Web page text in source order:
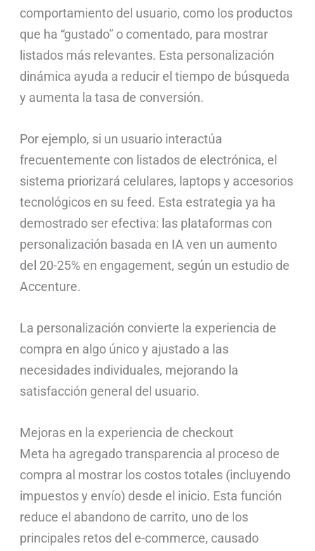
comportamiento del usuario, como los productos
que ha “gustado” o comentado, para mostrar
listados más relevantes. Esta personalización
dinámica ayuda a reducir el tiempo de búsqueda
y aumenta la tasa de conversión.
Por ejemplo, si un usuario interactúa
frecuentemente con listados de electrónica, el
sistema priorizará celulares, laptops y accesorios
tecnológicos en su feed. Esta estrategia ya ha
demostrado ser efectiva: las plataformas con
personalización basada en IA ven un aumento
del 20-25% en engagement, según un estudio de
Accenture.
La personalización convierte la experiencia de
compra en algo único y ajustado a las
necesidades individuales, mejorando la
satisfacción general del usuario.
Mejoras en la experiencia de checkout
Meta ha agregado transparencia al proceso de
compra al mostrar los costos totales (incluyendo
impuestos y envío) desde el inicio. Esta función
reduce el abandono de carrito, uno de los
principales retos del e-commerce, causado